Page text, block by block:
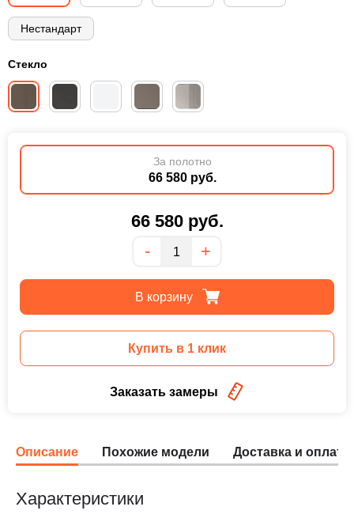
Нестандарт
Стекло
66 580руб.
Количество
- +
За полотно
66 580 руб.
В корзину
Купить в 1 клик
Заказать замеры
Описание Похожие модели Доставка и оплата
Характеристики